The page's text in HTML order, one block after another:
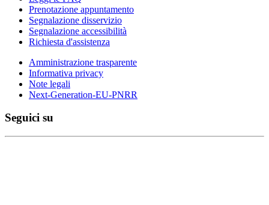
Prenotazione appuntamento
Segnalazione disservizio
Segnalazione accessibilità
Richiesta d'assistenza
Amministrazione trasparente
Informativa privacy
Note legali
Next-Generation-EU-PNRR
Seguici su